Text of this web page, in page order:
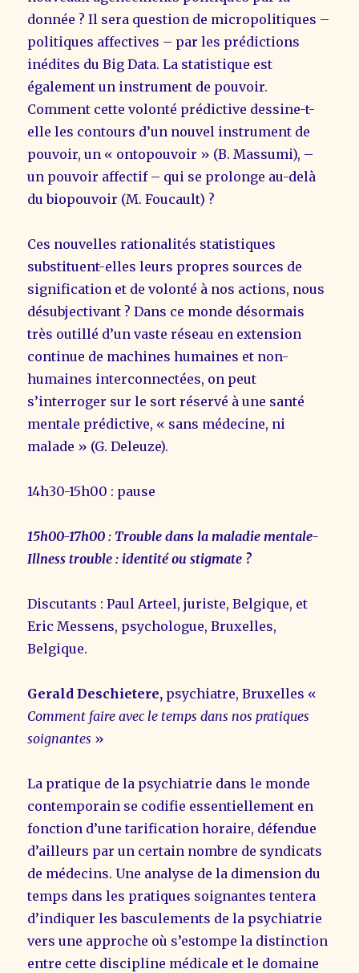
donnée ? Il sera question de micropolitiques –
politiques affectives – par les prédictions
inédites du Big Data. La statistique est
également un instrument de pouvoir.
Comment cette volonté prédictive dessine-t-
elle les contours d’un nouvel instrument de
pouvoir, un « ontopouvoir » (B. Massumi), –
un pouvoir affectif – qui se prolonge au-delà
du biopouvoir (M. Foucault) ?
Ces nouvelles rationalités statistiques
substituent-elles leurs propres sources de
signification et de volonté à nos actions, nous
désubjectivant ? Dans ce monde désormais
très outillé d’un vaste réseau en extension
continue de machines humaines et non-
humaines interconnectées, on peut
s’interroger sur le sort réservé à une santé
mentale prédictive, « sans médecine, ni
malade » (G. Deleuze).
14h30-15h00 : pause
15h00-17h00 : Trouble dans la maladie mentale-
Illness trouble : identité ou stigmate ?
Discutants : Paul Arteel, juriste, Belgique, et
Eric Messens, psychologue, Bruxelles,
Belgique.
Gerald Deschietere, psychiatre, Bruxelles «
Comment faire avec le temps dans nos pratiques
soignantes »
La pratique de la psychiatrie dans le monde
contemporain se codifie essentiellement en
fonction d’une tarification horaire, défendue
d’ailleurs par un certain nombre de syndicats
de médecins. Une analyse de la dimension du
temps dans les pratiques soignantes tentera
d’indiquer les basculements de la psychiatrie
vers une approche où s’estompe la distinction
entre cette discipline médicale et le domaine